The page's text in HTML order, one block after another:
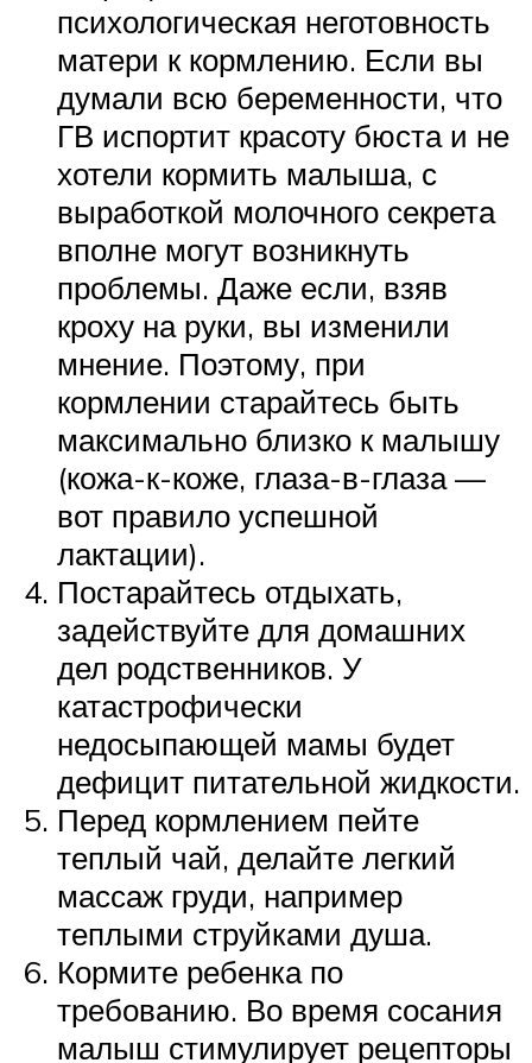
психологическая неготовность
матери к кормлению. Если вы
думали всю беременности, что
ГВ испортит красоту бюста и не
хотели кормить малыша, с
выработкой молочного секрета
вполне могут возникнуть
проблемы. Даже если, взяв
кроху на руки, вы изменили
мнение. Поэтому, при
кормлении старайтесь быть
максимально близко к малышу
(кожа-к-коже, глаза-в-глаза —
вот правило успешной
лактации).
Постарайтесь отдыхать,
задействуйте для домашних
дел родственников. У
катастрофически
недосыпающей мамы будет
дефицит питательной жидкости.
Перед кормлением пейте
теплый чай, делайте легкий
массаж груди, например
теплыми струйками душа.
Кормите ребенка по
требованию. Во время сосания
малыш стимулирует рецепторы